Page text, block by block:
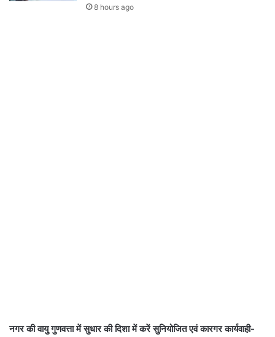
8 hours ago
नगर की वायु गुणवत्ता में सुधार की दिशा में करें सुनियोजित एवं कारगर कार्यवाही-